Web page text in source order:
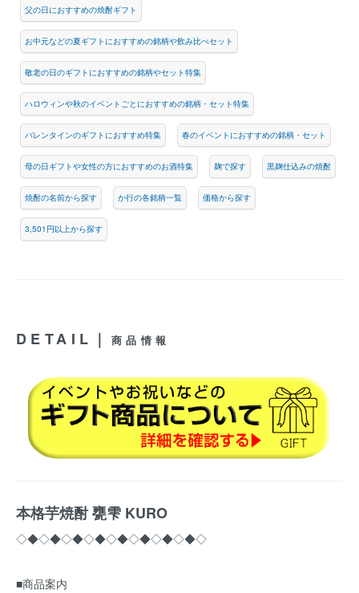
父の日におすすめの焼酎ギフト
お中元などの夏ギフトにおすすめの銘柄や飲み比べセット
敬老の日のギフトにおすすめの銘柄やセット特集
ハロウィンや秋のイベントごとにおすすめの銘柄・セット特集
バレンタインのギフトにおすすめ特集 春のイベントにおすすめの銘柄・セット
母の日ギフトや女性の方におすすめのお酒特集 麹で探す 黒麹仕込みの焼酎
焼酎の名前から探す か行の各銘柄一覧 価格から探す
3,501円以上から探す
DETAIL｜ 商品情報
本格芋焼酎 甕雫 KURO
◇◆◇◆◇◆◇◆◇◆◇◆◇◆◇◆◇
■商品案内